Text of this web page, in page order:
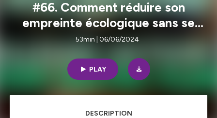
#66. Comment réduire son
empreinte écologique sans se
couper de la technologique avec
Virginie Hilssone ?
53min | 06/06/2024
PLAY
DESCRIPTION